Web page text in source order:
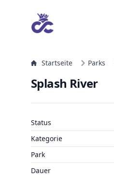
Startseite Parks
Splash River
Status
Kategorie
Park
Dauer